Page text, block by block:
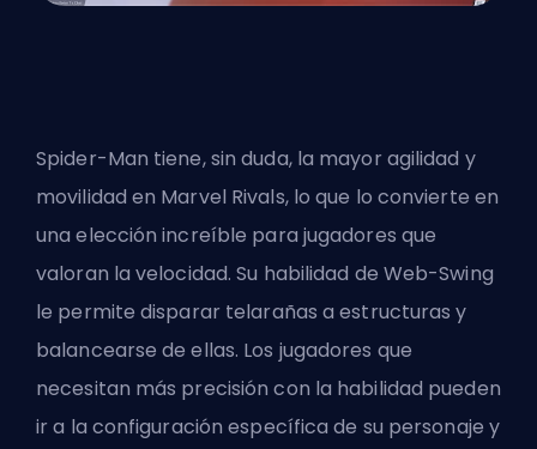
Spider-Man tiene, sin duda, la mayor agilidad y
movilidad en Marvel Rivals, lo que lo convierte en
una elección increíble para jugadores que
valoran la velocidad. Su habilidad de Web-Swing
le permite disparar telarañas a estructuras y
balancearse de ellas. Los jugadores que
necesitan más precisión con la habilidad pueden
ir a la configuración específica de su personaje y